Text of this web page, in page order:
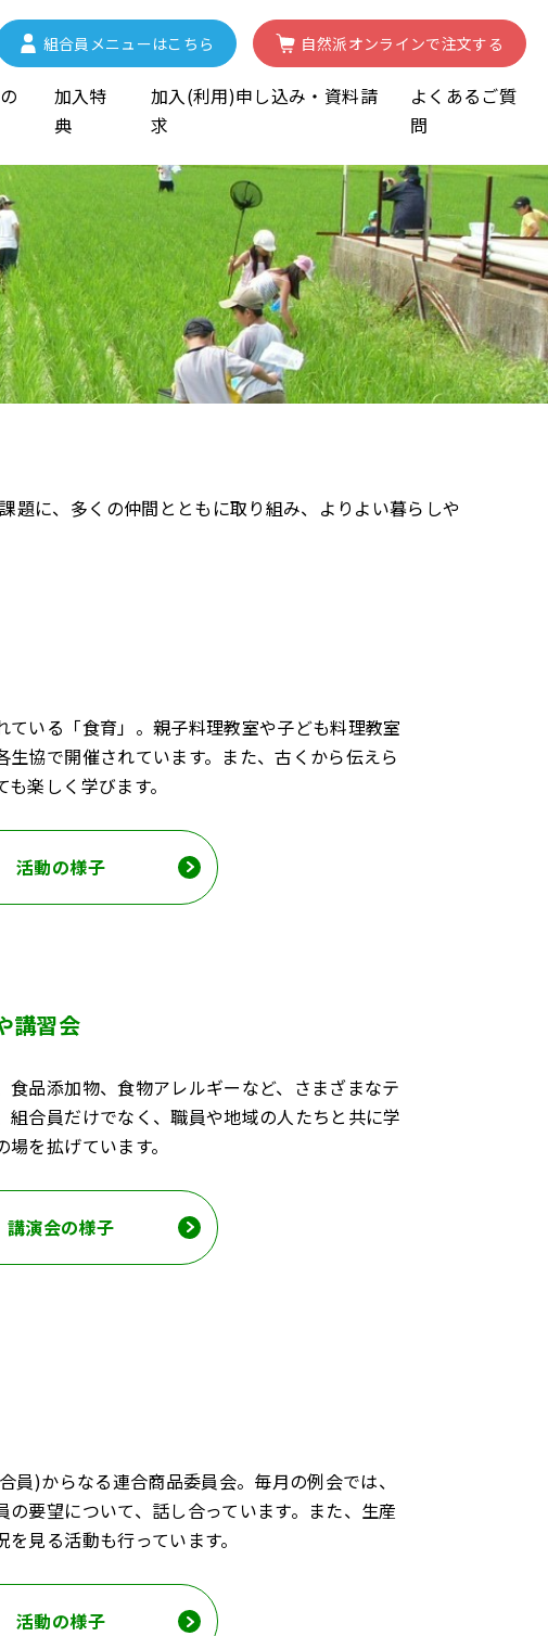
組合員 メニューはこちら 自然派オンラインで注文する
加入特
典
加入(利用)申し込み・資料請
求
よくあるご質
問
題に、多くの仲間とともに取り組み、よりよい暮らしや
いる「食育」。親子料理教室や子ども料理教室
協で開催されています。また、古くから伝えら
楽しく学びます。
活動の様子
講習会
品添加物、食物アレルギーなど、さまざまなテ
合員だけでなく、職員や地域の人たちと共に学
を拡げています。
講演会の様子
員)からなる連合商品委員会。毎月の例会では、
要望について、話し合っています。また、生産
見る活動も行っています。
活動の様子